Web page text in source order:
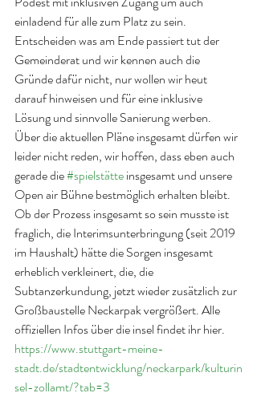
einladend für alle zum Platz zu sein.
Entscheiden was am Ende passiert tut der
Gemeinderat und wir kennen auch die
Gründe dafür nicht, nur wollen wir heut
darauf hinweisen und für eine inklusive
Lösung und sinnvolle Sanierung werben.
Über die aktuellen Pläne insgesamt dürfen wir
leider nicht reden, wir hoffen, dass eben auch
gerade die #spielstätte insgesamt und unsere
Open air Bühne bestmöglich erhalten bleibt.
Ob der Prozess insgesamt so sein musste ist
fraglich, die Interimsunterbringung (seit 2019
im Haushalt) hätte die Sorgen insgesamt
erheblich verkleinert, die, die
Subtanzerkundung, jetzt wieder zusätzlich zur
Großbaustelle Neckarpak vergrößert. Alle
offiziellen Infos über die insel findet ihr hier.
https://www.stuttgart-meine-
stadt.de/stadtentwicklung/neckarpark/kulturin
sel-zollamt/?tab=3